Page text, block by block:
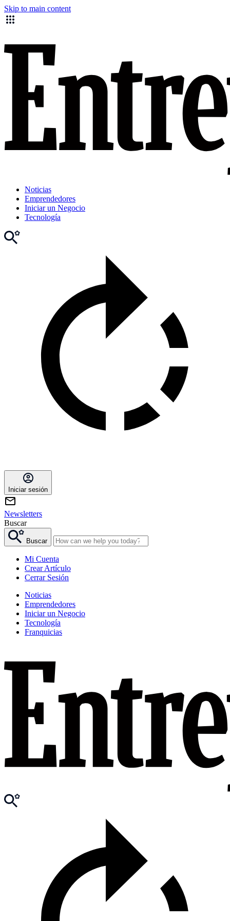
Skip to main content
Noticias
Emprendedores
Iniciar un Negocio
Tecnología
Iniciar sesión
Newsletters
Buscar
Buscar
Mi Cuenta
Crear Artículo
Cerrar Sesión
Noticias
Emprendedores
Iniciar un Negocio
Tecnología
Franquicias